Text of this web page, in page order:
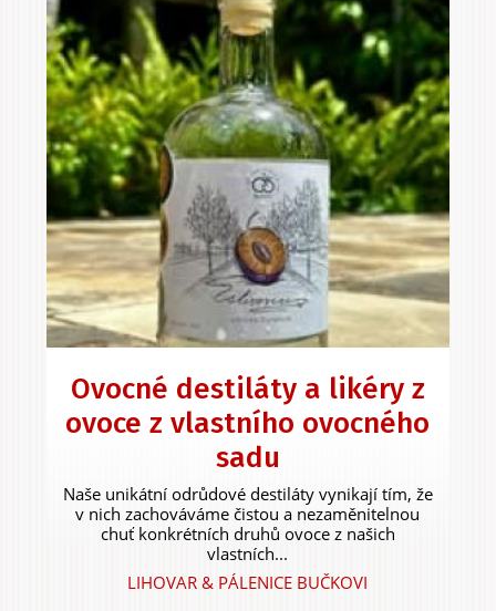
Ovocné destiláty a likéry z
ovoce z vlastního ovocného
sadu
Naše unikátní odrůdové destiláty vynikají tím, že
v nich zachováváme čistou a nezaměnitelnou
chuť konkrétních druhů ovoce z našich
vlastních...
LIHOVAR & PÁLENICE BUČKOVI